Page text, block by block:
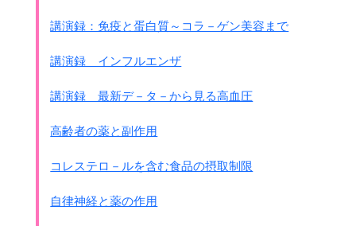
講演録：免疫と蛋白質～コラ－ゲン美容まで
講演録 インフルエンザ
講演録 最新デ－タ－から見る高血圧
高齢者の薬と副作用
コレステロ－ルを含む食品の摂取制限
自律神経と薬の作用